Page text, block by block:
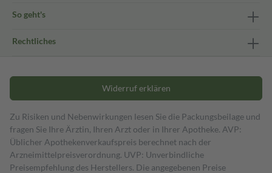
So geht's
Rechtliches
Widerruf erklären
Zu Risiken und Nebenwirkungen lesen Sie die Packungsbeilage und
fragen Sie Ihre Ärztin, Ihren Arzt oder in Ihrer Apotheke. AVP:
Üblicher Apothekenverkaufspreis berechnet nach der
Arzneimittelpreisverordnung. UVP: Unverbindliche
Preisempfehlung des Herstellers. Die angegebenen Preise